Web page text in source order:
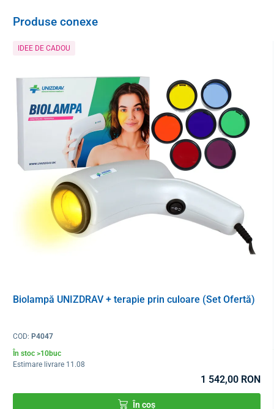
degete și un indicator de centrare
Centura de talie LombaFirst este disponibilă în diferite mărimi.
Culoare
albastru-negru
DIMENSIUNE CIRCUMFERINȚA TALIEI
Mărimea 1
Mărimea 2
Mărimea 3 90 – 110 cm
Mărimea 4
Produse conexe
IDEE DE CADOU
Biolampă UNIZDRAV + terapie prin culoare (Set Ofertă)
COD: P4047
În stoc >10buc
Estimare livrare 11.08
1 542,00 RON
În coș